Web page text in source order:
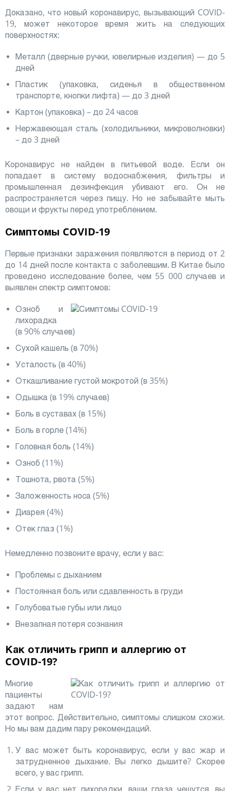
Доказано, что новый коронавирус, вызывающий COVID-
19, может некоторое время жить на следующих
поверхностях:
Металл (дверные ручки, ювелирные изделия) — до 5
дней
Пластик (упаковка, сиденья в общественном
транспорте, кнопки лифта) — до 3 дней
Картон (упаковка) – до 24 часов
Нержавеющая сталь (холодильники, микроволновки)
– до 3 дней
Коронавирус не найден в питьевой воде. Если он
попадает в систему водоснабжения, фильтры и
промышленная дезинфекция убивают его. Он не
распространяется через пищу. Но не забывайте мыть
овощи и фрукты перед употреблением.
Симптомы COVID-19
Первые признаки заражения появляются в период от 2
до 14 дней после контакта с заболевшим. В Китае было
проведено исследование более, чем 55 000 случаев и
выявлен спектр симптомов:
Озноб и
лихорадка
(в 90% случаев)
Сухой кашель (в 70%)
Усталость (в 40%)
Откашливание густой мокротой (в 35%)
Одышка (в 19% случаев)
Боль в суставах (в 15%)
Боль в горле (14%)
Головная боль (14%)
Озноб (11%)
Тошнота, рвота (5%)
Заложенность носа (5%)
Диарея (4%)
Отек глаз (1%)
Немедленно позвоните врачу, если у вас:
Проблемы с дыханием
Постоянная боль или сдавленность в груди
Голубоватые губы или лицо
Внезапная потеря сознания
Как отличить грипп и аллергию от
COVID-19?
Многие
пациенты
задают нам
этот вопрос. Действительно, симптомы слишком схожи.
Но мы вам дадим пару рекомендаций.
У вас может быть коронавирус, если у вас жар и
затрудненное дыхание. Вы легко дышите? Скорее
всего, у вас грипп.